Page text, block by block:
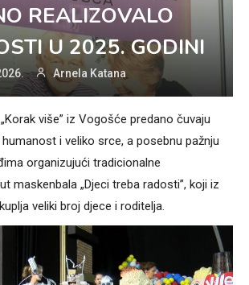
REALIZOVALO
U 2025. GODINI
Arnela Katana
više” iz Vogošće predano čuvaju
i veliko srce, a posebnu pažnju
organizujući tradicionalne
maskenbala „Djeci treba radosti”, koji iz
veliki broj djece i roditelja.